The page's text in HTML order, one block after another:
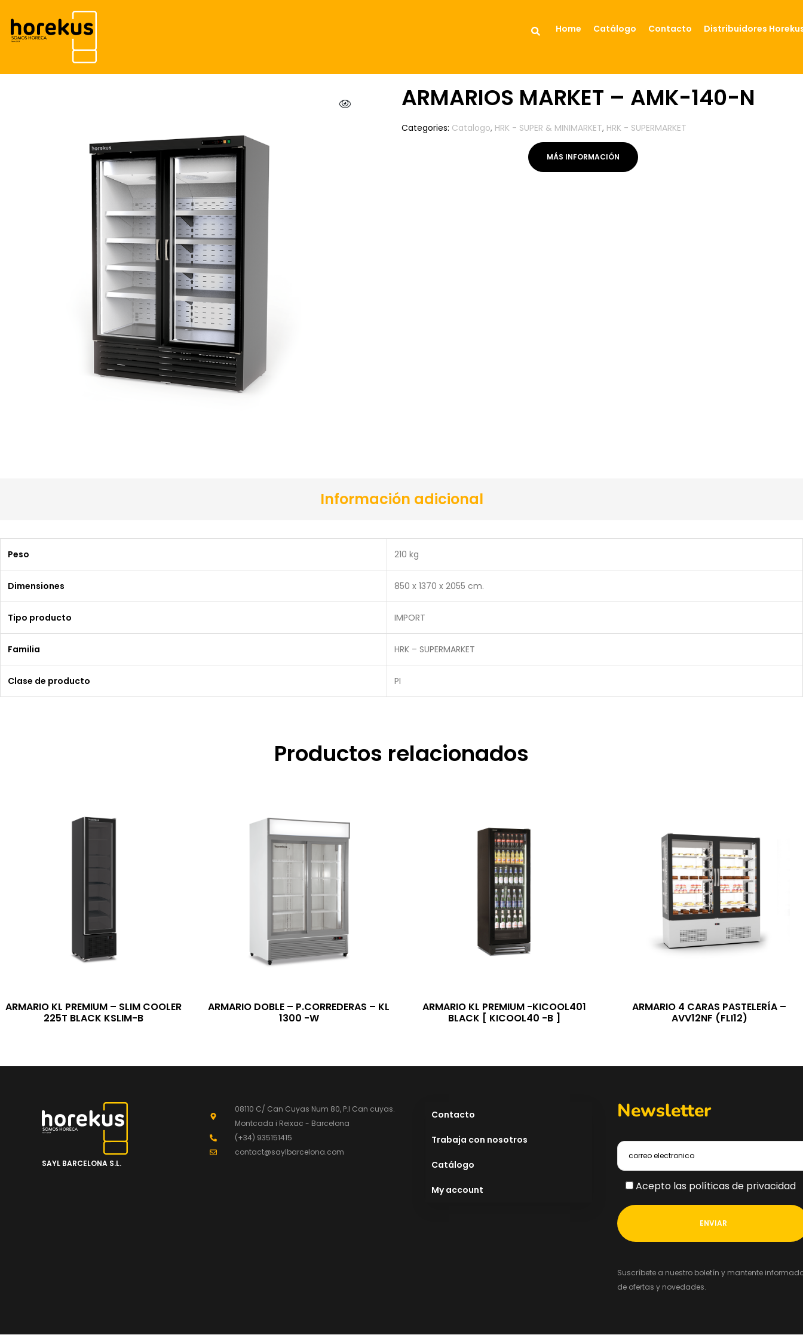
Home Catálogo Contacto Distribuidores
ARMARIOS MARKET – AMK-140-N
Categories: Catalogo, HRK - SUPER & MINIMARKET, HRK - SUPERMARKET
MÁS INFORMACIÓN
Información adicional
Peso 210 kg
Dimensiones 850 x 1370 x 2055 cm.
Tipo producto IMPORT
Familia HRK – SUPERMARKET
Clase de producto PI
Productos relacionados
ARMARIO KL PREMIUM – SLIM COOLER
225T BLACK KSLIM-B
ARMARIO DOBLE – P.CORREDERAS – KL
1300 -W
ARMARIO KL PREMIUM -KICOOL401
BLACK [ KICOOL40 -B ]
ARMARIO 4 CARAS PASTELERÍA –
AVV12NF (FLI12)
SAYL BARCELONA S.L.
08110 C/ Can Cuyas Num 80, P.l Can cuyas.
Montcada i Reixac - Barcelona
(+34) 935151415
contact@saylbarcelona.com
Contacto
Trabaja con nosotros
Catálogo
My account
Newsletter
Acepto las políticas de privacidad
Suscríbete a nuestro boletín y mantente
de ofertas y novedades.